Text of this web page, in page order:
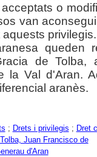
o
van
de Tolba,
la Val d'Aran.
aranès.
; Drets i privilegis ; Dret
Juan Francisco de
d'Aran